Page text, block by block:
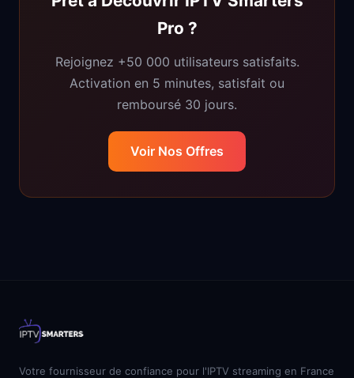
Pro ?
Rejoignez +50 000 utilisateurs satisfaits.
Activation en 5 minutes, satisfait ou
remboursé 30 jours.
Voir Nos Offres
Votre fournisseur de confiance pour l'IPTV streaming en France